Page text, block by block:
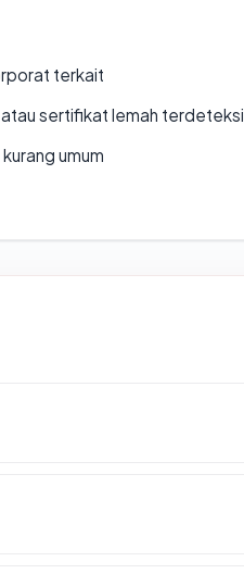
terkait
atau sertifikat lemah terdeteksi
umum